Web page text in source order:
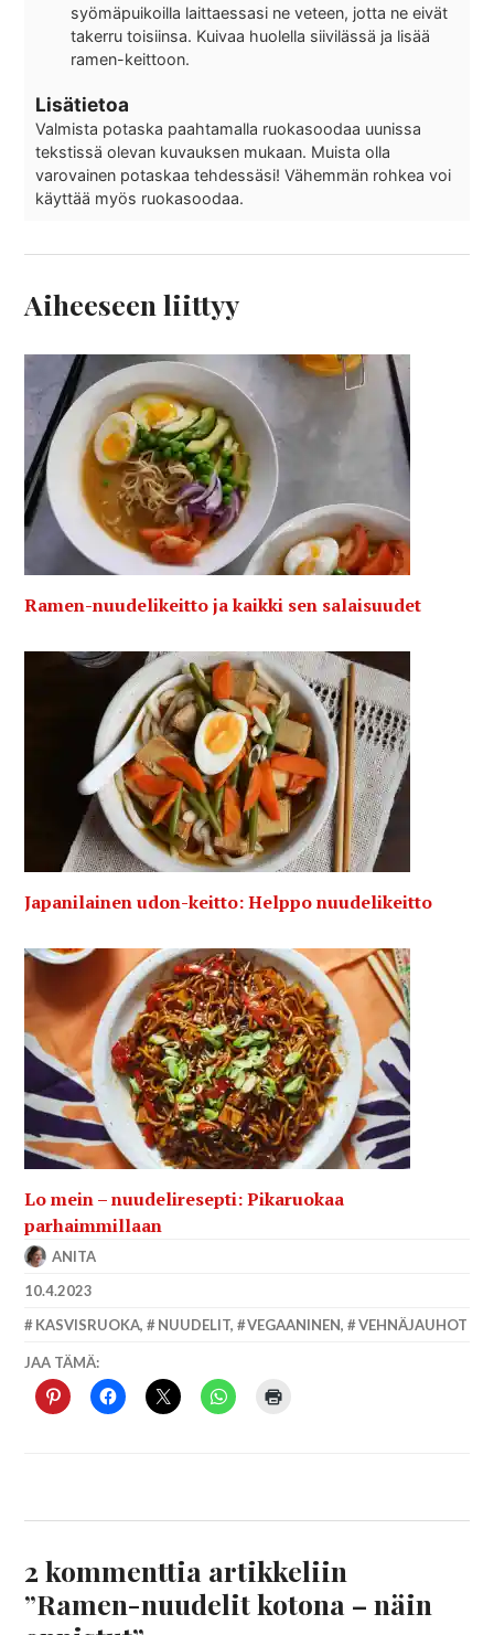
syömäpuikoilla laittaessasi ne veteen, jotta ne eivät
takerru toisiinsa. Kuivaa huolella siivilässä ja lisää
ramen-keittoon.
Lisätietoa
Valmista potaska paahtamalla ruokasoodaa uunissa
tekstissä olevan kuvauksen mukaan. Muista olla
varovainen potaskaa tehdessäsi! Vähemmän rohkea voi
käyttää myös ruokasoodaa.
Aiheeseen liittyy
Ramen-nuudelikeitto ja kaikki sen salaisuudet
Japanilainen udon-keitto: Helppo nuudelikeitto
Lo mein – nuudeliresepti: Pikaruokaa
parhaimmillaan
ANITA
10.4.2023
KASVISRUOKA, NUUDELIT, VEGAANINEN, VEHNÄJAUHOT
JAA TÄMÄ:
2 kommenttia artikkeliin
”Ramen-nuudelit kotona – näin